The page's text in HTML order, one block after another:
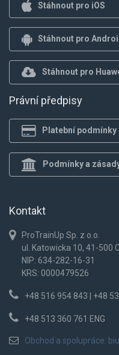
Stáhnout pro iOS
Stáhnout pro
Stáhnout pro
Právní předpisy
Platební podmínky
Kontakt
ProTrainUp Sp. z o.o.
ul. Katowicka 10, 41-500
NIP: 634-282-16-31
KRS: 0000479526
+48 516 954 843 | +48
+48 513 360 761 ENG
Obchod a spolupráce: